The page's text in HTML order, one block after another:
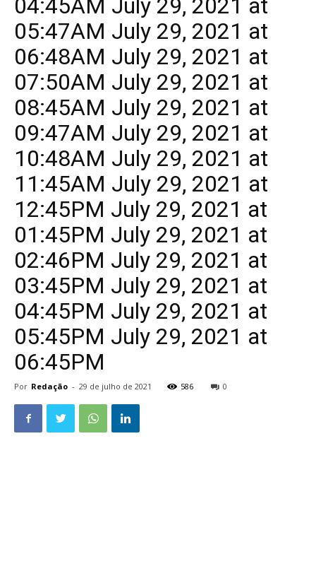
04:45AM July 29, 2021 at
05:47AM July 29, 2021 at
06:48AM July 29, 2021 at
07:50AM July 29, 2021 at
08:45AM July 29, 2021 at
09:47AM July 29, 2021 at
10:48AM July 29, 2021 at
11:45AM July 29, 2021 at
12:45PM July 29, 2021 at
01:45PM July 29, 2021 at
02:46PM July 29, 2021 at
03:45PM July 29, 2021 at
04:45PM July 29, 2021 at
05:45PM July 29, 2021 at
06:45PM
Por Redação - 29 de julho de 2021 586 0